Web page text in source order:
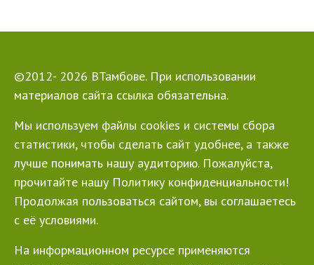
©2012- 2026 ВТамбове. При использовании
материалов сайта ссылка обязательна.
Мы используем файлы cookies и системы сбора
статистики, чтобы сделать сайт удобнее, а также
лучше понимать нашу аудиторию. Пожалуйста,
прочитайте нашу Политику конфиденциальности!
Продолжая пользоваться сайтом, вы соглашаетесь
с её условиями.
На информационном ресурсе применяются